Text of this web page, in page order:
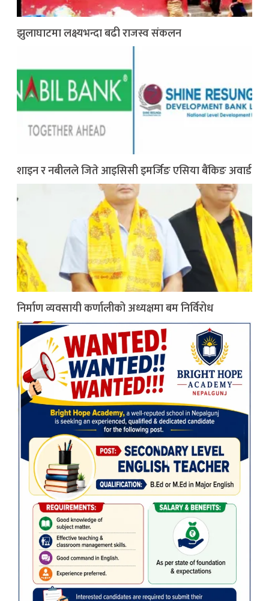
झुलाघाटमा लक्ष्यभन्दा बढी राजस्व संकलन
शाइन र नबीलले जिते आइसिसी इमर्जिङ एसिया बैंकिङ अवार्ड
निर्माण व्यवसायी कर्णालीको अध्यक्षमा बम निर्विरोध